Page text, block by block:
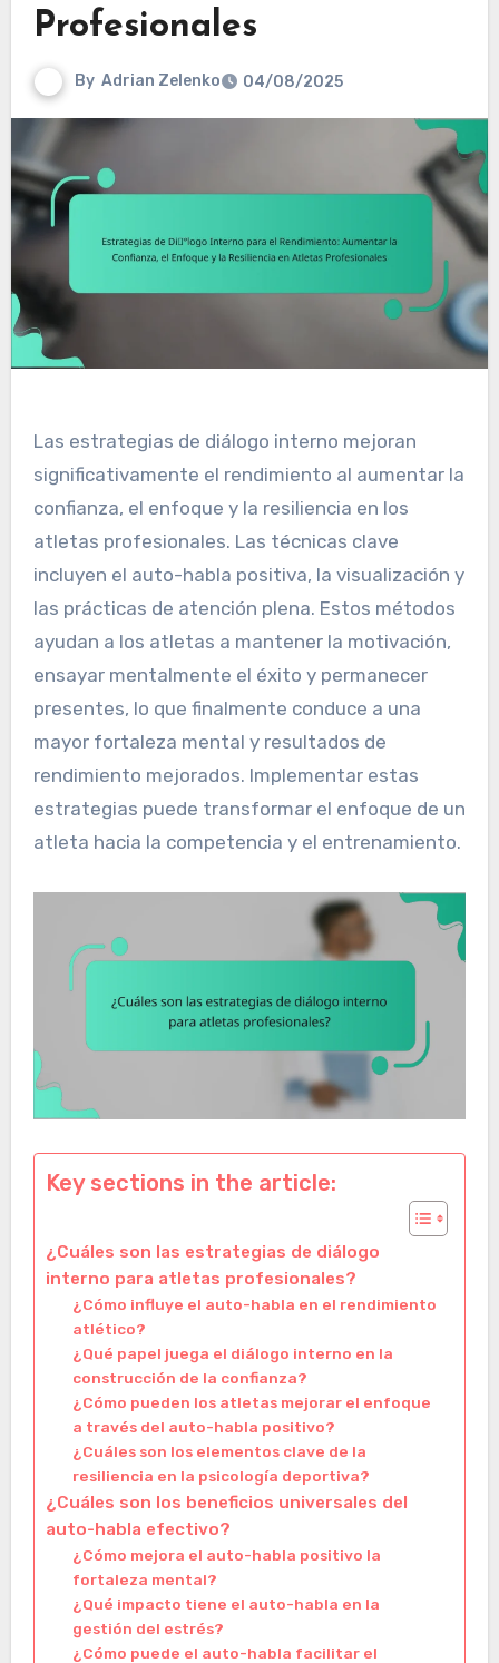
Profesionales
By Adrian Zelenko 04/08/2025
Las estrategias de diálogo interno mejoran
significativamente el rendimiento al aumentar la
confianza, el enfoque y la resiliencia en los
atletas profesionales. Las técnicas clave
incluyen el auto-habla positiva, la visualización y
las prácticas de atención plena. Estos métodos
ayudan a los atletas a mantener la motivación,
ensayar mentalmente el éxito y permanecer
presentes, lo que finalmente conduce a una
mayor fortaleza mental y resultados de
rendimiento mejorados. Implementar estas
estrategias puede transformar el enfoque de un
atleta hacia la competencia y el entrenamiento.
Key sections in the article:
¿Cuáles son las estrategias de diálogo
interno para atletas profesionales?
¿Cómo influye el auto-habla en el rendimiento
atlético?
¿Qué papel juega el diálogo interno en la
construcción de la confianza?
¿Cómo pueden los atletas mejorar el enfoque
a través del auto-habla positivo?
¿Cuáles son los elementos clave de la
resiliencia en la psicología deportiva?
¿Cuáles son los beneficios universales del
auto-habla efectivo?
¿Cómo mejora el auto-habla positivo la
fortaleza mental?
¿Qué impacto tiene el auto-habla en la
gestión del estrés?
¿Cómo puede el auto-habla facilitar el